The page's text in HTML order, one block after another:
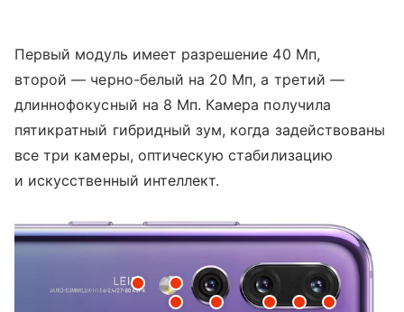
Первый модуль имеет разрешение 40 Мп,
второй — черно-белый на 20 Мп, а третий —
длиннофокусный на 8 Мп. Камера получила
пятикратный гибридный зум, когда задействованы
все три камеры, оптическую стабилизацию
и искусственный интеллект.